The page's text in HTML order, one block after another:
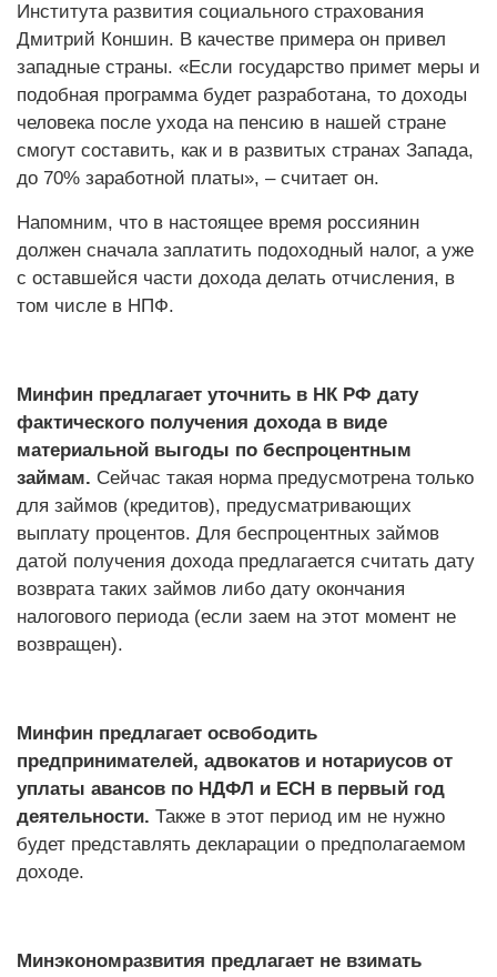
Института развития социального страхования
Дмитрий Коншин. В качестве примера он привел
западные страны. «Если государство примет меры и
подобная программа будет разработана, то доходы
человека после ухода на пенсию в нашей стране
смогут составить, как и в развитых странах Запада,
до 70% заработной платы», – считает он.
Напомним, что в настоящее время россиянин
должен сначала заплатить подоходный налог, а уже
с оставшейся части дохода делать отчисления, в
том числе в НПФ.
Минфин предлагает уточнить в НК РФ дату
фактического получения дохода в виде
материальной выгоды по беспроцентным
займам. Сейчас такая норма предусмотрена только
для займов (кредитов), предусматривающих
выплату процентов. Для беспроцентных займов
датой получения дохода предлагается считать дату
возврата таких займов либо дату окончания
налогового периода (если заем на этот момент не
возвращен).
Минфин предлагает освободить
предпринимателей, адвокатов и нотариусов от
уплаты авансов по НДФЛ и ЕСН в первый год
деятельности. Также в этот период им не нужно
будет представлять декларации о предполагаемом
доходе.
Минэкономразвития предлагает не взимать